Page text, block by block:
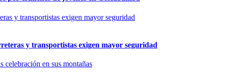
y transportistas exigen mayor seguridad